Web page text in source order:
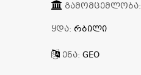
ᲒᲐᲛᲝᲛᲪᲔᲛᲚᲝᲑᲐ:
ᲧᲓᲐ: ᲠᲑᲘᲚᲘ
ᲔᲜᲐ: GEO